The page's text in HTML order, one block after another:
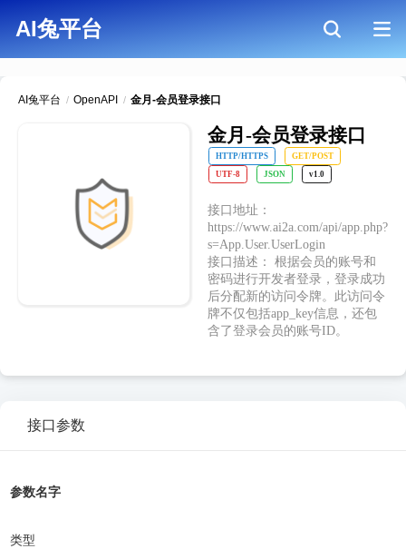
AI兔平台
AI兔平台 / OpenAPI / 金月-会员登录接口
金月-会员登录接口
HTTP/HTTPS GET/POST
UTF-8 JSON v1.0
接口地址：
https://www.ai2a.com/api/app.php?
s=App.User.UserLogin
接口描述： 根据会员的账号和
密码进行开发者登录，登录成功
后分配新的访问令牌。此访问令
牌不仅包括app_key信息，还包
含了登录会员的账号ID。
接口参数
参数名字
类型